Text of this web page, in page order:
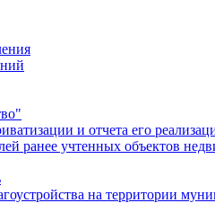
и отчета его
ранее учтенных объектов
на территории